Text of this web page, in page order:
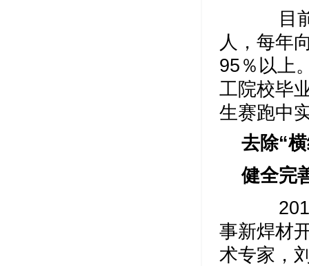
目前
人，每年
95％以上
工院校毕
生赛跑中
去除“
健全完
2011
事新焊材
术专家，